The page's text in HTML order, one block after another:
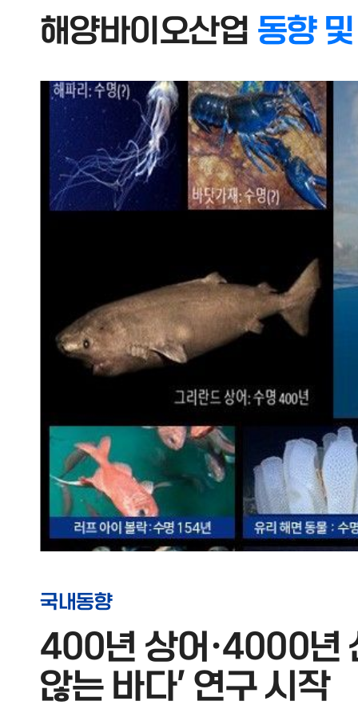
해양바이오산업 동향
국내동향
400년 상어·4000년
않는 바다' 연구 시작